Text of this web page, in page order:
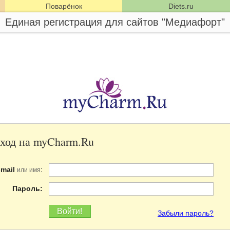
Поварёнок Diets.ru
Единая регистрация для сайтов "Медиафорт"
на myCharm.Ru
или имя:
Пароль:
Забыли пароль?